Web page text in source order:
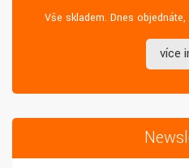
Vše skladem. Dnes
více